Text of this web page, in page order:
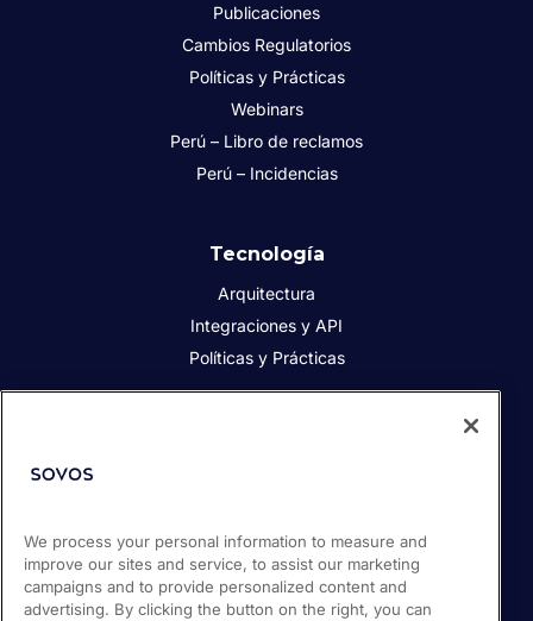
Publicaciones
Cambios Regulatorios
Políticas y Prácticas
Webinars
Perú – Libro de reclamos
Perú – Incidencias
Tecnología
Arquitectura
Integraciones y API
Políticas y Prácticas
Responsabilidad social
Soporte / Portal de clientes
Empleos
We process your personal information to measure and
improve our sites and service, to assist our marketing
campaigns and to provide personalized content and
advertising. By clicking the button on the right, you can